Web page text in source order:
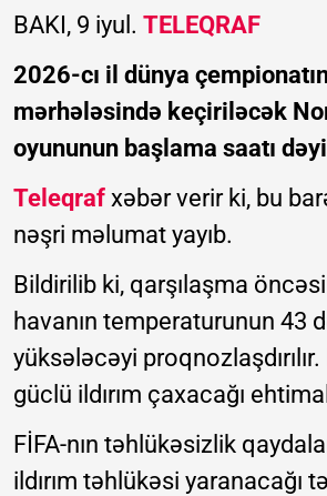
BAKI, 9 iyul. TELEQRAF
2026-cı il dünya
mərhələsində keçiriləcək
oyununun başlama saatı
Teleqraf xəbər verir ki, bu
nəşri məlumat yayıb.
Bildirilib ki, qarşılaşma
havanın temperaturunun 43
yüksələcəyi
güclü ildırım çaxacağı
FİFA-nın təhlükəsizlik
ildırım təhlükəsi yaranacağı